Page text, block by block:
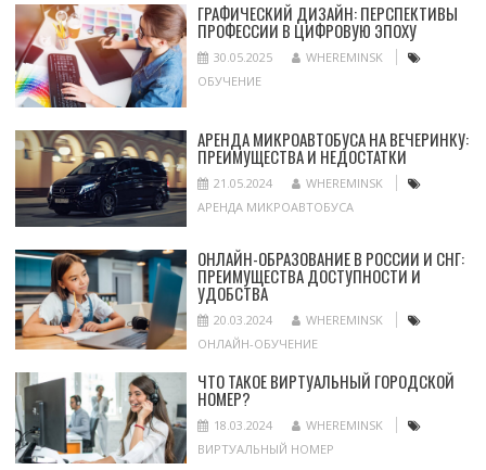
ГРАФИЧЕСКИЙ ДИЗАЙН: ПЕРСПЕКТИВЫ
ПРОФЕССИИ В ЦИФРОВУЮ ЭПОХУ
30.05.2025
WHEREMINSK
ОБУЧЕНИЕ
АРЕНДА МИКРОАВТОБУСА НА ВЕЧЕРИНКУ:
ПРЕИМУЩЕСТВА И НЕДОСТАТКИ
21.05.2024
WHEREMINSK
АРЕНДА МИКРОАВТОБУСА
ОНЛАЙН-ОБРАЗОВАНИЕ В РОССИИ И СНГ:
ПРЕИМУЩЕСТВА ДОСТУПНОСТИ И
УДОБСТВА
20.03.2024
WHEREMINSK
ОНЛАЙН-ОБУЧЕНИЕ
ЧТО ТАКОЕ ВИРТУАЛЬНЫЙ ГОРОДСКОЙ
НОМЕР?
18.03.2024
WHEREMINSK
ВИРТУАЛЬНЫЙ НОМЕР